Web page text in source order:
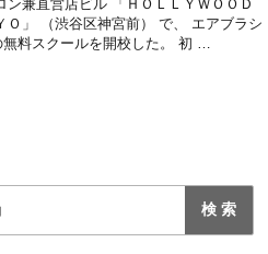
ン兼直営店ビル 「ＨＯＬＬＹＷＯＯＤ
Ｏ」 （渋谷区神宮前） で、 エアブラシ
無料スクールを開校した。 初 …